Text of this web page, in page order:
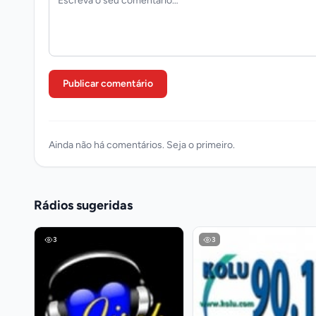
Publicar comentário
Ainda não há comentários. Seja o primeiro.
Rádios sugeridas
3 3